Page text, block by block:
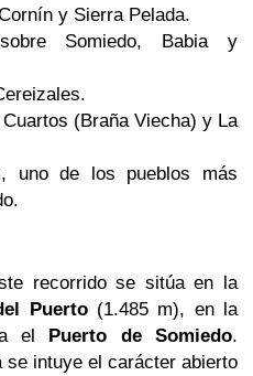
y Sierra Pelada.
Somiedo, Babia y
(Braña Viecha) y La
uno de los pueblos más
recorrido se sitúa en la
Puerto(1.485 m), en la
el Puerto de Somiedo.
se intuye el carácter abierto